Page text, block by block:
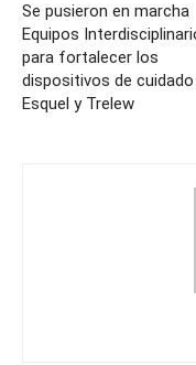
Se pusieron en marcha
Equipos
para fortalecer los
dispositivos de cuidado
Esquel y Trelew